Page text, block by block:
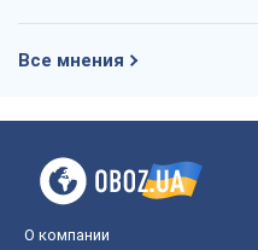
Все мнения
О компании